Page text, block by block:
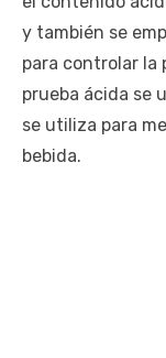
y también se
para controlar la
prueba ácida se
se utiliza para
bebida.